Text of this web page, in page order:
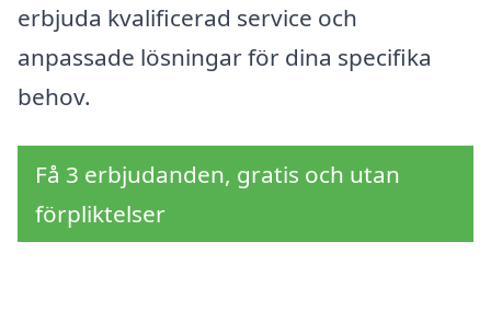
erbjuda kvalificerad service och
anpassade lösningar för dina specifika
behov.
Få 3 erbjudanden, gratis och utan
förpliktelser